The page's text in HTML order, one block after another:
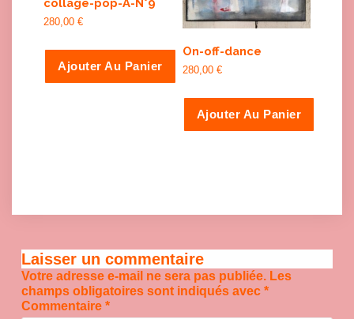
280,00 €
Ajouter Au Panier
On-off-dance
280,00 €
Ajouter Au Panier
Laisser un commentaire
Votre adresse e-mail ne sera pas publiée. Les
champs obligatoires sont indiqués avec *
Commentaire *